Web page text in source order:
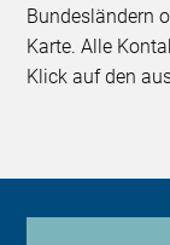
Bundesländern
Karte. Alle
Klick auf den